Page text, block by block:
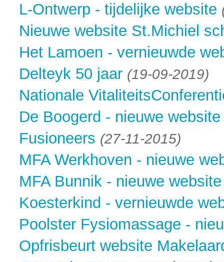
L-Ontwerp - tijdelijke website
Nieuwe website St.Michiel
Het Lamoen - vernieuwde
Delteyk 50 jaar (19-09-2019)
Nationale
De Boogerd - nieuwe website
Fusioneers (27-11-2015)
MFA Werkhoven - nieuwe
MFA Bunnik - nieuwe website
Koesterkind - vernieuwde
Poolster Fysiomassage -
Opfrisbeurt website